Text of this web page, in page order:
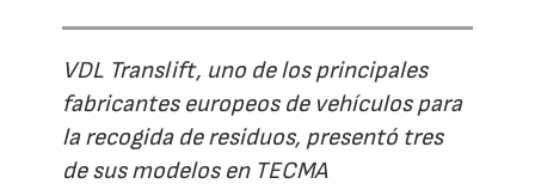
VDL Translift, uno de los principales
fabricantes europeos de vehículos para
la recogida de residuos, presentó tres
de sus modelos en TECMA